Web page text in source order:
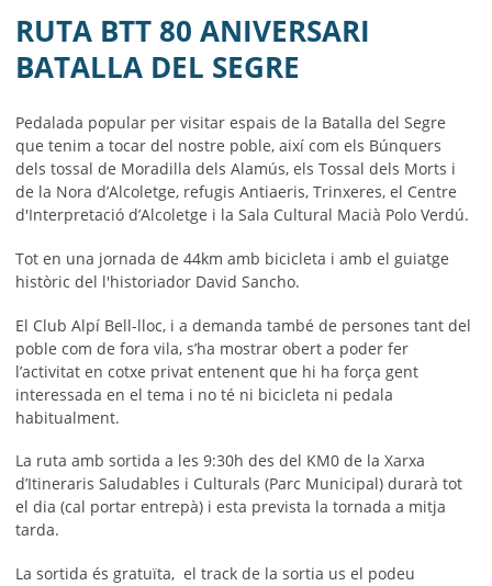
AJUNTAMENT
MUNICIPI
SEU ELECTRÒNICA
BELL-LLOC SOLUCIONA
RUTA BTT 80 ANIVERSARI
BATALLA DEL SEGRE
Pedalada popular per visitar espais de la Batalla del Segre
que tenim a tocar del nostre poble, així com els Búnquers
dels tossal de Moradilla dels Alamús, els Tossal dels Morts i
de la Nora d’Alcoletge, refugis Antiaeris, Trinxeres, el Centre
d'Interpretació d’Alcoletge i la Sala Cultural Macià Polo Verdú.
Tot en una jornada de 44km amb bicicleta i amb el guiatge
històric del l'historiador David Sancho.
El Club Alpí Bell-lloc, i a demanda també de persones tant del
poble com de fora vila, s’ha mostrar obert a poder fer
l’activitat en cotxe privat entenent que hi ha força gent
interessada en el tema i no té ni bicicleta ni pedala
habitualment.
La ruta amb sortida a les 9:30h des del KM0 de la Xarxa
d’Itineraris Saludables i Culturals (Parc Municipal) durarà tot
el dia (cal portar entrepà) i esta prevista la tornada a mitja
tarda.
La sortida és gratuïta, el track de la sortia us el podeu